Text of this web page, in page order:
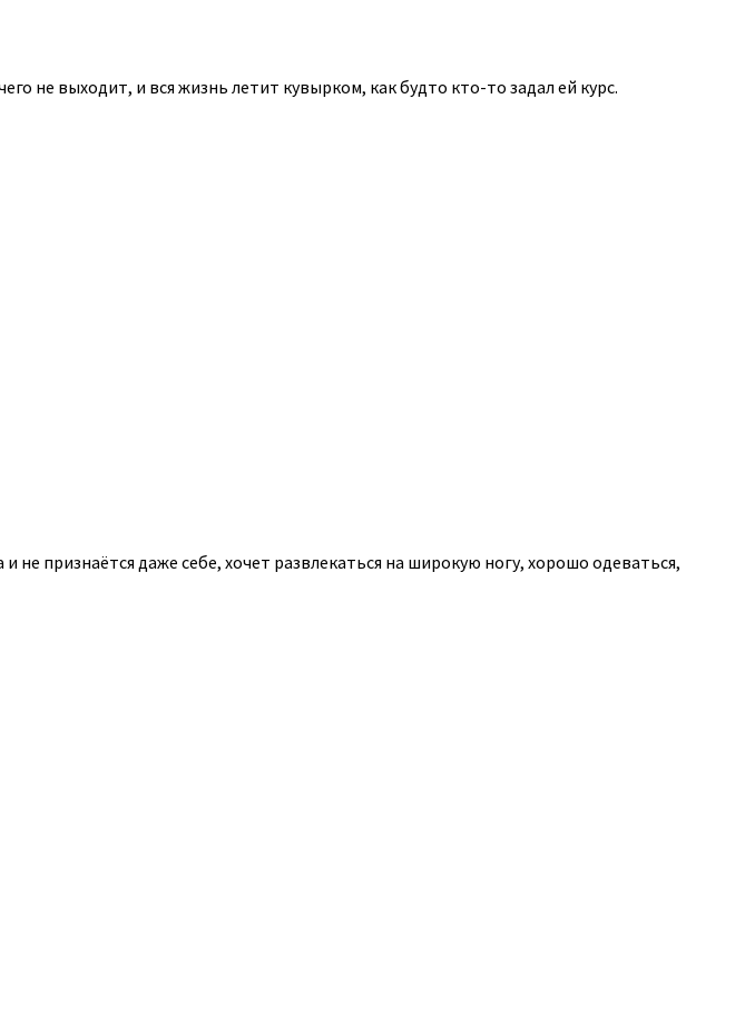
не выходит, и вся жизнь летит кувырком, как будто кто-то задал ей курс.
признаётся даже себе, хочет развлекаться на широкую ногу, хорошо одеваться,